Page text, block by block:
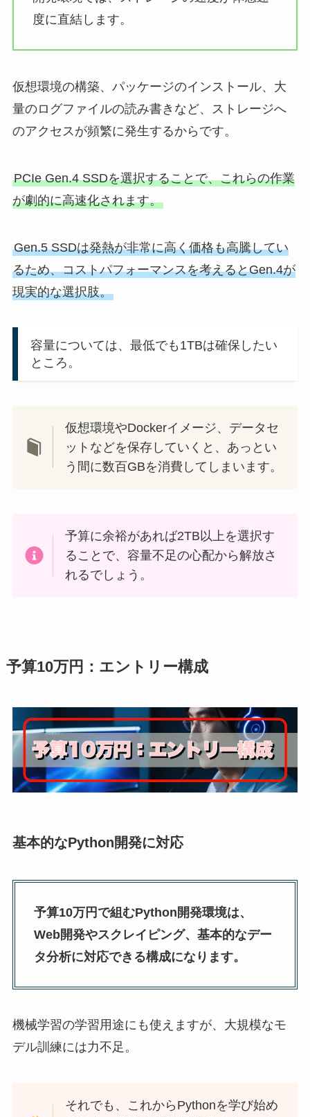
度に直結します。
仮想環境の構築、パッケージのインストール、大
量のログファイルの読み書きなど、ストレージへ
のアクセスが頻繁に発生するからです。
PCIe Gen.4 SSDを選択することで、これらの作業
が劇的に高速化されます。
Gen.5 SSDは発熱が非常に高く価格も高騰してい
るため、コストパフォーマンスを考えるとGen.4が
現実的な選択肢。
容量については、最低でも1TBは確保したい
ところ。
仮想環境やDockerイメージ、データセ
ットなどを保存していくと、あっとい
う間に数百GBを消費してしまいます。
予算に余裕があれば2TB以上を選択す
ることで、容量不足の心配から解放さ
れるでしょう。
予算10万円：エントリー構成
基本的なPython開発に対応
予算10万円で組むPython開発環境は、
Web開発やスクレイピング、基本的なデー
タ分析に対応できる構成になります。
機械学習の学習用途にも使えますが、大規模なモ
デル訓練には力不足。
それでも、これからPythonを学び始め